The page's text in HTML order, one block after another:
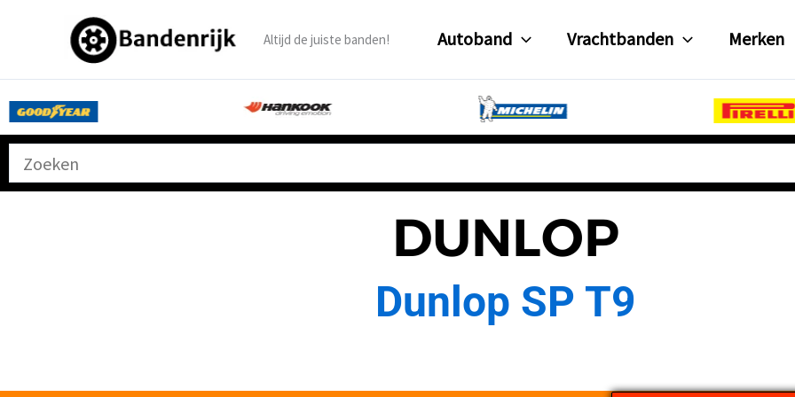
inhoud
Altijd de juiste banden! Autoband Vrachtbanden Merken
DUNLOP
Dunlop SP T9